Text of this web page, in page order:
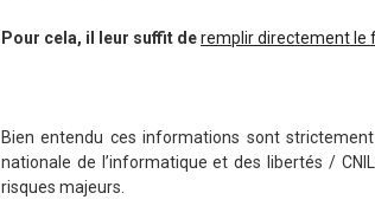
Pour cela, il leur suffit deremplir directement le
Bien entendu ces informations sont
nationale de l’informatique et des libertés /
risques majeurs.